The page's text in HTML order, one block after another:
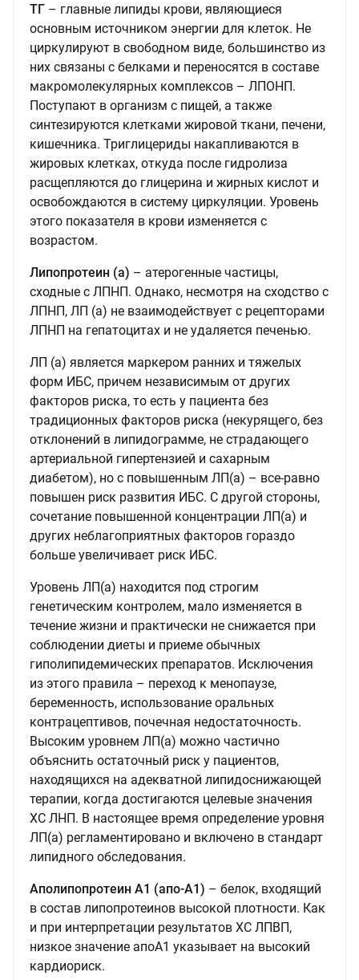
ТГ – главные липиды крови, являющиеся
основным источником энергии для клеток. Не
циркулируют в свободном виде, большинство из
них связаны с белками и переносятся в составе
макромолекулярных комплексов – ЛПОНП.
Поступают в организм с пищей, а также
синтезируются клетками жировой ткани, печени,
кишечника. Триглицериды накапливаются в
жировых клетках, откуда после гидролиза
расщепляются до глицерина и жирных кислот и
освобождаются в систему циркуляции. Уровень
этого показателя в крови изменяется с
возрастом.
Липопротеин (а) – атерогенные частицы,
сходные с ЛПНП. Однако, несмотря на сходство с
ЛПНП, ЛП (а) не взаимодействует с рецепторами
ЛПНП на гепатоцитах и не удаляется печенью.
ЛП (а) является маркером ранних и тяжелых
форм ИБС, причем независимым от других
факторов риска, то есть у пациента без
традиционных факторов риска (некурящего, без
отклонений в липидограмме, не страдающего
артериальной гипертензией и сахарным
диабетом), но с повышенным ЛП(а) – все-равно
повышен риск развития ИБС. С другой стороны,
сочетание повышенной концентрации ЛП(а) и
других неблагоприятных факторов гораздо
больше увеличивает риск ИБС.
Уровень ЛП(а) находится под строгим
генетическим контролем, мало изменяется в
течение жизни и практически не снижается при
соблюдении диеты и приеме обычных
гиполипидемических препаратов. Исключения
из этого правила – переход к менопаузе,
беременность, использование оральных
контрацептивов, почечная недостаточность.
Высоким уровнем ЛП(а) можно частично
объяснить остаточный риск у пациентов,
находящихся на адекватной липидоснижающей
терапии, когда достигаются целевые значения
ХС ЛНП. В настоящее время определение уровня
ЛП(а) регламентировано и включено в стандарт
липидного обследования.
Аполипопротеин А1 (апо-А1) – белок, входящий
в состав липопротеинов высокой плотности. Как
и при интерпретации результатов ХС ЛПВП,
низкое значение апоА1 указывает на высокий
кардиориск.